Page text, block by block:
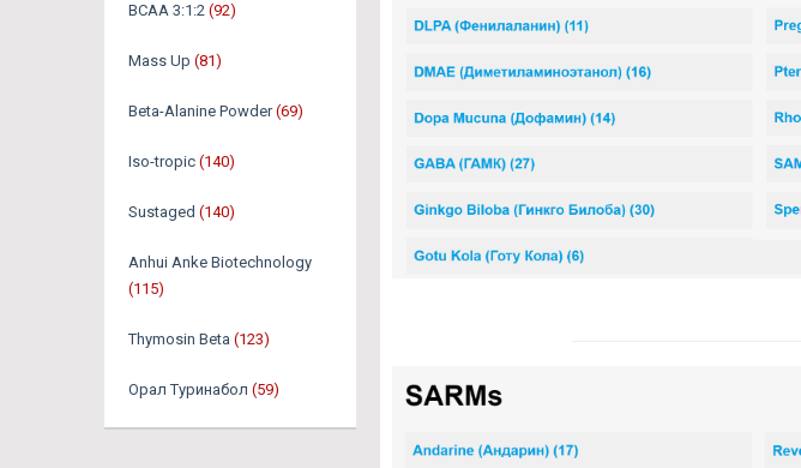
BCAA 3:1:2 (92)
Mass Up (81)
Beta-Alanine Powder (69)
Iso-tropic (140)
Sustaged (140)
Anhui Anke Biotechnology
(115)
Thymosin Beta (123)
Орал Туринабол (59)